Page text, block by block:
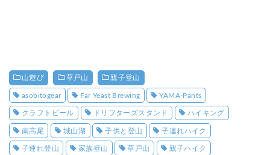
山遊び 草戸山 親子登山
asobitogear Far Yeast Brewing YAMA-Pants
クラフトビール ドリフターズスタンド ハイキング
南高尾 城山湖 子供と登山 子連れハイク
子連れ登山 家族登山 草戸山 親子ハイク